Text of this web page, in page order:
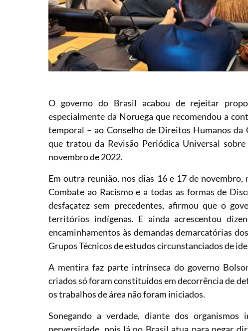
O governo do Brasil acabou de rejeitar
especialmente da Noruega que recomendou a
temporal – ao Conselho de Direitos Humanos
que tratou da Revisão Periódica Universal
novembro de 2022.
Em outra reunião, nos dias 16 e 17 de
Combate ao Racismo e a todas as formas de
desfaçatez sem precedentes, afirmou que o
territórios indígenas. E ainda acrescentou
encaminhamentos às demandas demarcatórias
Grupos Técnicos de estudos circunstanciados de
A mentira faz parte intrínseca do governo
criados só foram constituídos em decorrência de
os trabalhos de área não foram iniciados.
Sonegando a verdade, diante dos